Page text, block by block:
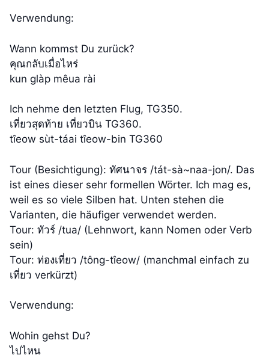
Verwendung:
Wann kommst Du zurück?
คุณกลับเมื่อไหร่
kun glàp mêua rài
Ich nehme den letzten Flug, TG350.
เที่ยวสุดท้าย เที่ยวบิน TG360.
tîeow sùt-​táai tîeow-​bin TG360
Tour (Besichtigung): ทัศนาจร /tát-​sà~​naa-​jon/. Das
ist eines dieser sehr formellen Wörter. Ich mag es,
weil es so viele Silben hat. Unten stehen die
Varianten, die häufiger verwendet werden.
Tour: ทัวร์ /tua/ (Lehnwort, kann Nomen oder Verb
sein)
Tour: ท่องเที่ยว /tông-​tîeow/ (manchmal einfach zu
เที่ยว verkürzt)
Verwendung:
Wohin gehst Du?
ไปไหน